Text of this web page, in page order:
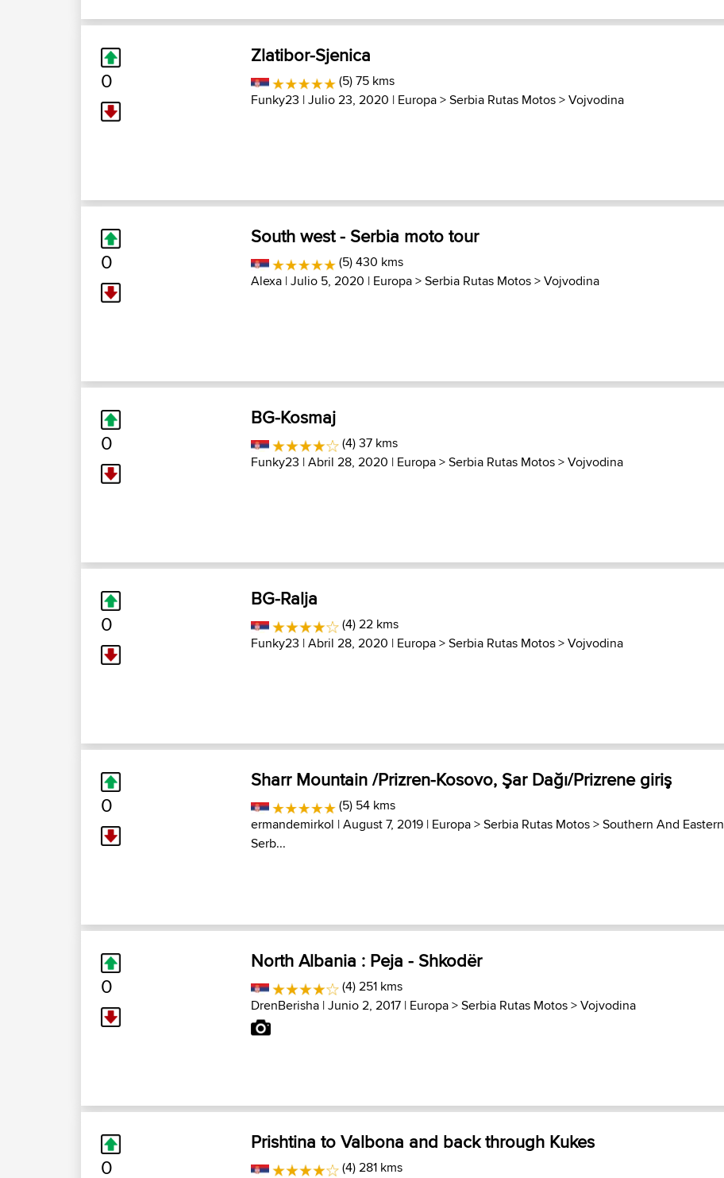
0
Zlatibor-Sjenica
(5) 75 kms
Funky23 | Julio 23, 2020 | Europa>Serbia Rutas Motos>Vojvodina
0
South west - Serbia moto tour
(5) 430 kms
Alexa | Julio 5, 2020 | Europa>Serbia Rutas Motos>Vojvodina
0
BG-Kosmaj
(4) 37 kms
Funky23 | Abril 28, 2020 | Europa>Serbia Rutas Motos>Vojvodina
0
BG-Ralja
(4) 22 kms
Funky23 | Abril 28, 2020 | Europa>Serbia Rutas Motos>Vojvodina
0
Sharr Mountain /Prizren-Kosovo, Şar Dağı/Prizrene giriş
(5) 54 kms
ermandemirkol | August 7, 2019 | Europa>Serbia Rutas Motos>Southern And Eastern
Serb...
0
North Albania : Peja - Shkodër
(4) 251 kms
DrenBerisha | Junio 2, 2017 | Europa>Serbia Rutas Motos>Vojvodina
0
Prishtina to Valbona and back through Kukes
(4) 281 kms